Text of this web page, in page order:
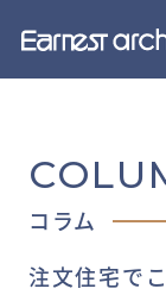
コラム
注文住宅で